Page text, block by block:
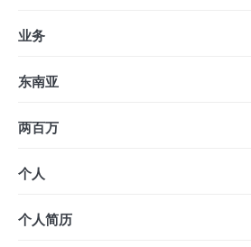
业务
东南亚
两百万
个人
个人简历